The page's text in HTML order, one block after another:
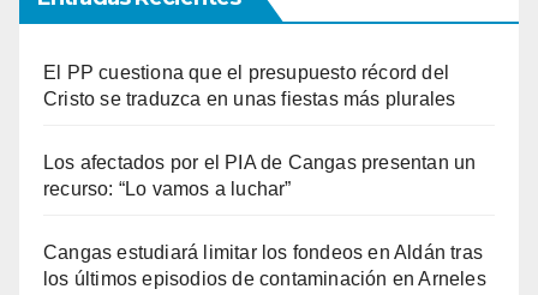
El PP cuestiona que el presupuesto récord del
Cristo se traduzca en unas fiestas más plurales
Los afectados por el PIA de Cangas presentan un
recurso: “Lo vamos a luchar”
Cangas estudiará limitar los fondeos en Aldán tras
los últimos episodios de contaminación en Arneles